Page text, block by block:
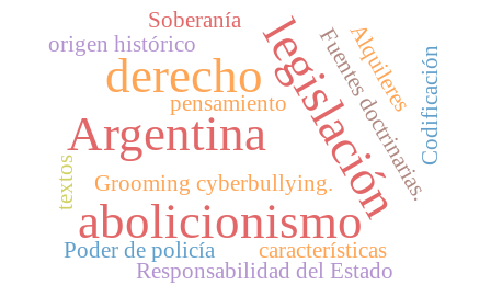
legislación
Argentina
derecho
abolicionismo
pensamiento
Grooming cyberbullying.Fuentes doctrinarias.
Codificación
origen histórico Alquileres
Poder de policía
Responsabilidad del Estado
características
textos
Soberanía